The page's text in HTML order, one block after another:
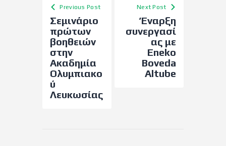
Previous Post
Σεμινάριο
πρώτων
βοηθειών
στην
Ακαδημία
Ολυμπιακο
ύ
Λευκωσίας
Next Post
‘Εναρξη
συνεργασί
ας με
Eneko
Boveda
Altube